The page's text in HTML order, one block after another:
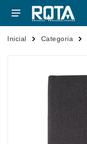
Inicial Categoria